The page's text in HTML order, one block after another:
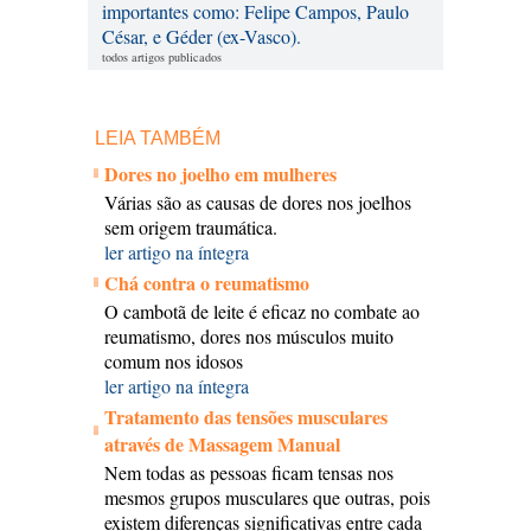
importantes como: Felipe Campos, Paulo
César, e Géder (ex-Vasco).
todos artigos publicados
LEIA TAMBÉM
Dores no joelho em mulheres
Várias são as causas de dores nos joelhos
sem origem traumática.
ler artigo na íntegra
Chá contra o reumatismo
O cambotã de leite é eficaz no combate ao
reumatismo, dores nos músculos muito
comum nos idosos
ler artigo na íntegra
Tratamento das tensões musculares
através de Massagem Manual
Nem todas as pessoas ficam tensas nos
mesmos grupos musculares que outras, pois
existem diferenças significativas entre cada